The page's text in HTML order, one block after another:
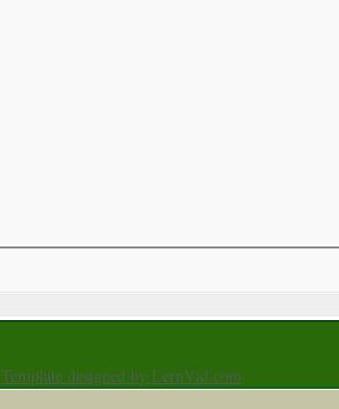
Template designed by LernVid.com